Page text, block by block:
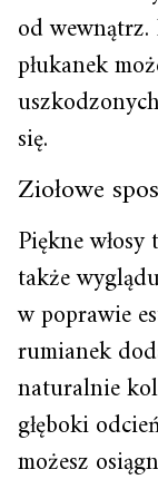
od wewnątrz.
płukanek
się.
Ziołowe
Piękne
także
w poprawie
rumianek
naturalnie
głęboki
możesz